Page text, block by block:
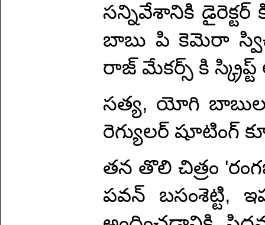
సన్నివేశానికి
బాబు పి కెమెరా
రాజ్ మేకర్స్ కి
సత్య, యోగి
రెగ్యులర్ షూటింగ్
తన తొలి చిత్రం
పవన్ బసంశెట్టి,